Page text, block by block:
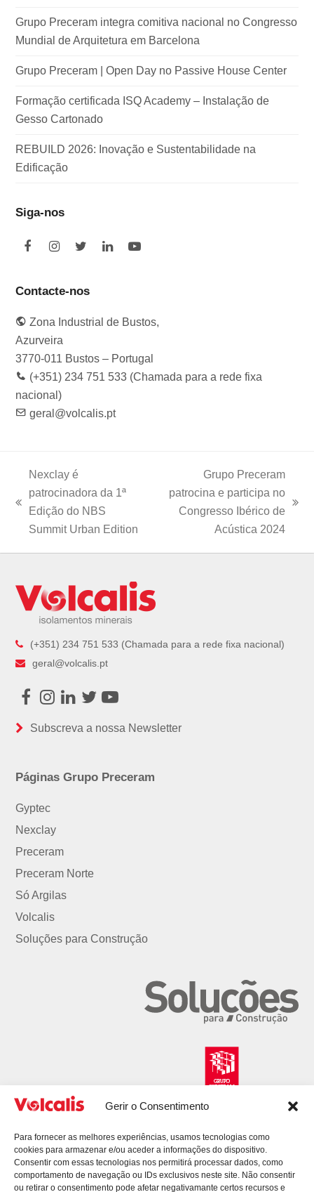
Gerir o Consentimento
Para fornecer as melhores experiências, usamos tecnologias como
cookies para armazenar e/ou aceder a informações do dispositivo.
Consentir com essas tecnologias nos permitirá processar dados, como
comportamento de navegação ou IDs exclusivos neste site. Não consentir
ou retirar o consentimento pode afetar negativamante certos recursos e
Grupo Preceram integra comitiva nacional no Congresso
Mundial de Arquitetura em Barcelona
Grupo Preceram | Open Day no Passive House Center
Formação certificada ISQ Academy – Instalação de
Gesso Cartonado
REBUILD 2026: Inovação e Sustentabilidade na
Edificação
Siga-nos
F
e
o
o
k
I
t
g
r
a
m
T
t
e
r
L
d
I
Y
e
Contacte-nos
Zona Industrial de Bustos,
Azurveira
3770-011 Bustos – Portugal
(+351) 234 751 533 (Chamada para a rede fixa
nacional)
geral@volcalis.pt
previous
post:
Nexclay é
patrocinadora da 1ª
Edição do NBS
Summit Urban Edition
Grupo Preceram
patrocina e participa no
Congresso Ibérico de
Acústica 2024
(+351) 234 751 533 (Chamada para a rede fixa nacional)
geral@volcalis.pt
Facebook
Instagram
LinkedIn
TwitterYoutube
Subscreva a nossa Newsletter
Páginas Grupo Preceram
Gyptec
Nexclay
Preceram
Preceram Norte
Só Argilas
Volcalis
Soluções para Construção